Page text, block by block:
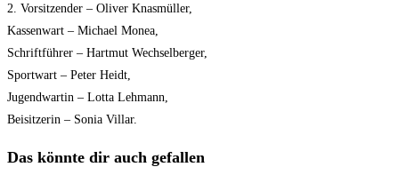
2. Vorsitzender – Oliver Knasmüller,
Kassenwart – Michael Monea,
Schriftführer – Hartmut Wechselberger,
Sportwart – Peter Heidt,
Jugendwartin – Lotta Lehmann,
Beisitzerin – Sonia Villar.
Das könnte dir auch gefallen